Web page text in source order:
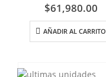
0 out of 5
$61,980.00
AÑADIR AL CARRITO